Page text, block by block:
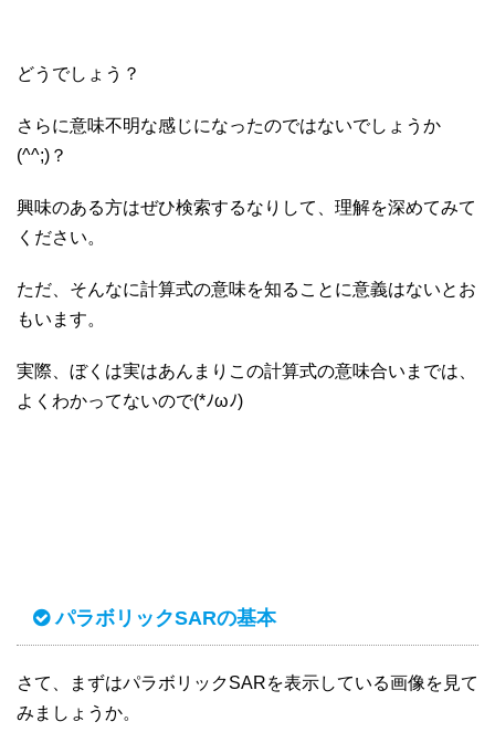
どうでしょう？
さらに意味不明な感じになったのではないでしょうか
(^^;)？
興味のある方はぜひ検索するなりして、理解を深めてみて
ください。
ただ、そんなに計算式の意味を知ることに意義はないとお
もいます。
実際、ぼくは実はあんまりこの計算式の意味合いまでは、
よくわかってないので(*ﾉωﾉ)
パラボリックSARの基本
さて、まずはパラボリックSARを表示している画像を見て
みましょうか。